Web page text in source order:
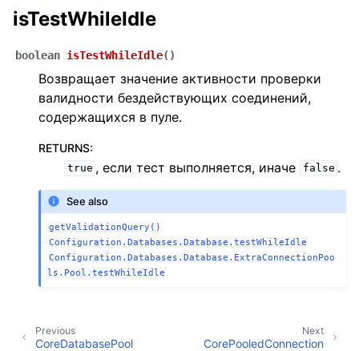
isTestWhileIdle
boolean isTestWhileIdle( )
Возвращает значение активности проверки
валидности бездействующих соединений,
содержащихся в пуле.
RETURNS:
true , если тест выполняется, иначе false .
See also
getValidationQuery()
Configuration.Databases.Database.testWhileIdle
Configuration.Databases.Database.ExtraConnectionPoo
ls.Pool.testWhileIdle
Next
CorePooledConnection
Previous
CoreDatabasePool